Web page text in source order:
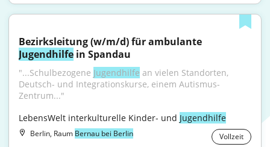
Jugendhilfe in Spandau
"...Schulbezogene Jugendhilfe an vielen Standorten,
Deutsch- und Integrationskurse, einem Autismus-
Zentrum..."
LebensWelt interkulturelle Kinder- und Jugendhilfe
Berlin, Raum Bernau bei Berlin Vollzeit